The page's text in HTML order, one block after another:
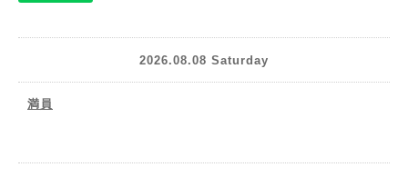
2026.08.08 Saturday
満員